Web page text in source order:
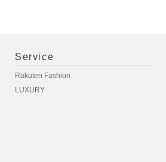
Service
Rakuten Fashion
LUXURY